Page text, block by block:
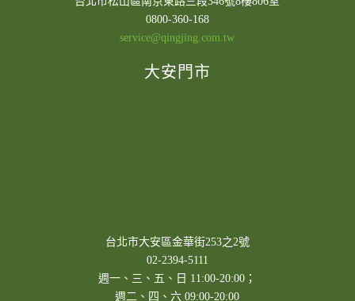
0800-360-168
service@qingjing.com.tw
大安門市
台北市大安區金華街253之2號
02-2394-5111
週一、三、五、日 11:00-20:00；
週二、四、六 09:00-20:00